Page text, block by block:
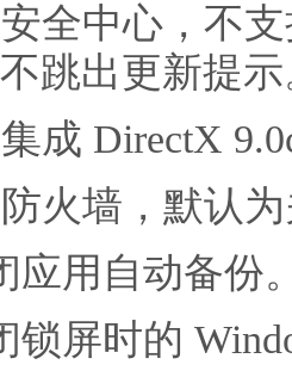
中心，不支
跳出更新提
DirectX
墙，默认为
用自动备份
屏时的